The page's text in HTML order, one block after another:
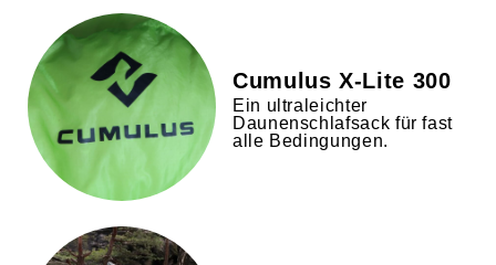
Cumulus X-Lite 300
Ein ultraleichter
Daunenschlafsack für fast
alle Bedingungen.